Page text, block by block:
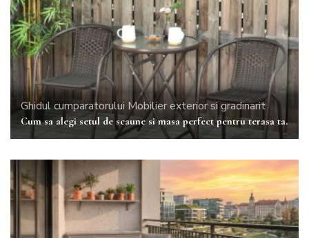
Ghidul cumparatorului Mobilier exterior si gradinarit
Cum sa alegi setul de scaune si masa perfect pentru terasa ta.